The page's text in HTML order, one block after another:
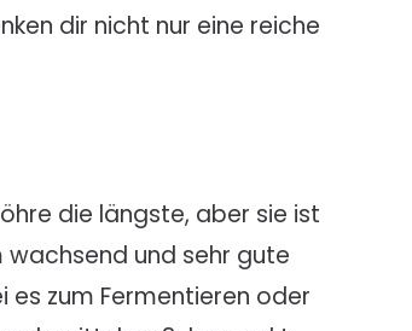
dir nicht nur eine reiche
die längste, aber sie ist
wachsend und sehr gute
es zum Fermentieren oder